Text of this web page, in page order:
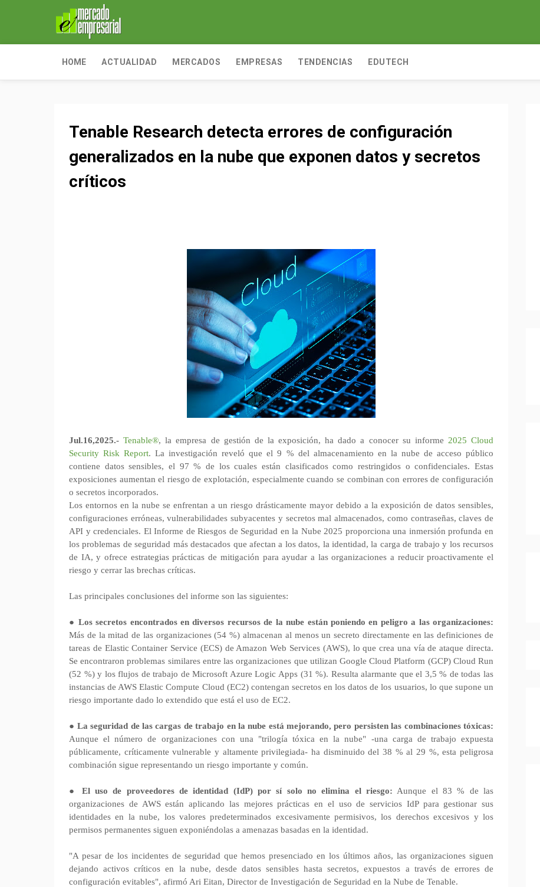
HOME ACTUALIDAD MERCADOS EMPRESAS TENDENCIAS EDUTECH
Tenable Research detecta errores de configuración
generalizados en la nube que exponen datos y secretos
críticos
Jul.16,2025.- Tenable®, la empresa de gestión de la exposición, ha dado a conocer su informe 2025 Cloud
SecurityRisk Report. La investigación reveló que el 9 % del almacenamiento en la nube de acceso público
contiene datos sensibles, el 97 % de los cuales están clasificados como restringidos o confidenciales. Estas
exposiciones aumentan el riesgo de explotación, especialmente cuando se combinan con errores de configuración
o secretos incorporados.
Los entornos en la nube se enfrentan a un riesgo drásticamente mayor debido a la exposición de datos sensibles,
configuraciones erróneas, vulnerabilidades subyacentes y secretos mal almacenados, como contraseñas, claves de
API y credenciales. El Informe de Riesgos de Seguridad en la Nube 2025 proporciona una inmersión profunda en
los problemas de seguridad más destacados que afectan a los datos, la identidad, la carga de trabajo y los recursos
de IA, y ofrece estrategias prácticas de mitigación para ayudar a las organizaciones a reducir proactivamente el
riesgo y cerrar las brechas críticas.
Las principales conclusiones del informe son las siguientes:
● Los secretos encontrados en diversos recursos de la nube están poniendo en peligro a las organizaciones:
Más de la mitad de las organizaciones (54 %) almacenan al menos un secreto directamente en las definiciones de
tareas de Elastic Container Service (ECS) de Amazon Web Services (AWS), lo que crea una vía de ataque directa.
Se encontraron problemas similares entre las organizaciones que utilizan Google Cloud Platform (GCP) Cloud Run
(52 %) y los flujos de trabajo de Microsoft Azure Logic Apps (31 %). Resulta alarmante que el 3,5 % de todas las
instancias de AWS Elastic Compute Cloud (EC2) contengan secretos en los datos de los usuarios, lo que supone un
riesgo importante dado lo extendido que está el uso de EC2.
● La seguridad de las cargas de trabajo en la nube está mejorando, pero persisten las combinaciones tóxicas:
Aunque el número de organizaciones con una "trilogía tóxica en la nube" -una carga de trabajo expuesta
públicamente, críticamente vulnerable y altamente privilegiada- ha disminuido del 38 % al 29 %, esta peligrosa
combinación sigue representando un riesgo importante y común.
● El uso de proveedores de identidad (IdP) por sí solo no elimina el riesgo: Aunque el 83 % de las
organizaciones de AWS están aplicando las mejores prácticas en el uso de servicios IdP para gestionar sus
identidades en la nube, los valores predeterminados excesivamente permisivos, los derechos excesivos y los
permisos permanentes siguen exponiéndolas a amenazas basadas en la identidad.
"A pesar de los incidentes de seguridad que hemos presenciado en los últimos años, las organizaciones siguen
dejando activos críticos en la nube, desde datos sensibles hasta secretos, expuestos a través de errores de
configuración evitables", afirmó Ari Eitan, Director de Investigación de Seguridad en la Nube de Tenable.